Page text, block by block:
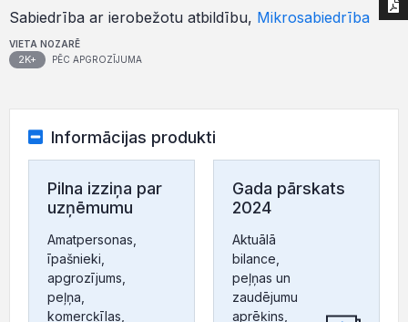
Sabiedrība ar ierobežotu atbildību, Mikrosabiedrība
VIETA NOZARĒ
2K+ PĒC APGROZĪJUMA
Informācijas produkti
Pilna izziņa par
uzņēmumu
Amatpersonas,
īpašnieki,
apgrozījums,
peļņa,
komercķīlas,
Gada pārskats
2024
Aktuālā
bilance,
peļņas un
zaudējumu
aprēķins,